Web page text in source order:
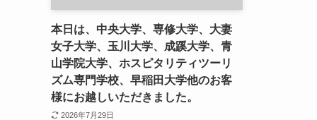
本日は、中央大学、専修大学、大妻
女子大学、玉川大学、成蹊大学、青
山学院大学、ホスピタリティツーリ
ズム専門学校、早稲田大学他のお客
様にお越しいただきました。
2026年7月29日